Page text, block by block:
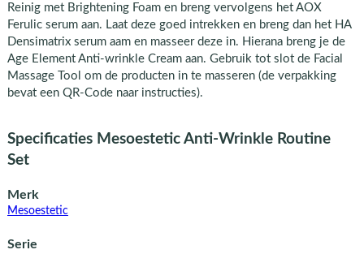
Reinig met Brightening Foam en breng vervolgens het AOX
Ferulic serum aan. Laat deze goed intrekken en breng dan het HA
Densimatrix serum aam en masseer deze in. Hierana breng je de
Age Element Anti-wrinkle Cream aan. Gebruik tot slot de Facial
Massage Tool om de producten in te masseren (de verpakking
bevat een QR-Code naar instructies).
Specificaties Mesoestetic Anti-Wrinkle Routine
Set
Merk
Mesoestetic
Serie